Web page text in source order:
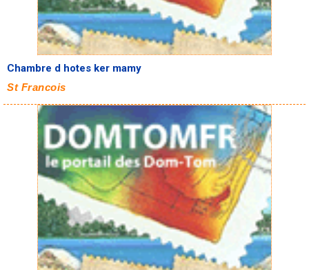
Chambre d hotes ker mamy
St Francois